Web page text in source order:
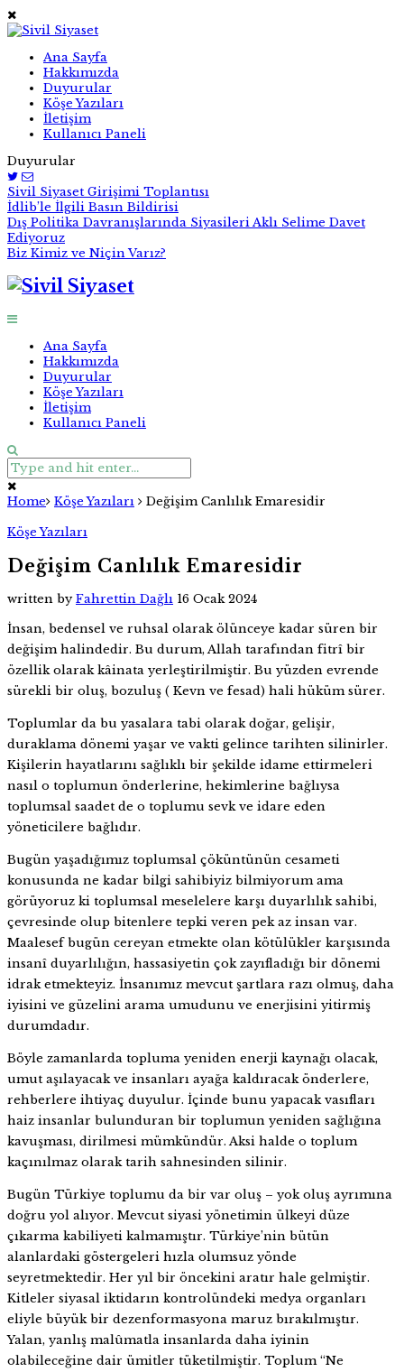
Ana Sayfa
Hakkımızda
Duyurular
Köşe Yazıları
İletişim
Kullanıcı Paneli
Duyurular
Sivil Siyaset Girişimi Toplantısı
İdlib’le İlgili Basın Bildirisi
Dış Politika Davranışlarında Siyasileri Aklı Selime Davet
Ediyoruz
Biz Kimiz ve Niçin Varız?
Ana Sayfa
Hakkımızda
Duyurular
Köşe Yazıları
İletişim
Kullanıcı Paneli
Home Köşe Yazıları
Değişim Canlılık Emaresidir
Köşe Yazıları
Değişim Canlılık Emaresidir
written byFahrettin Dağlı 16 Ocak 2024
İnsan, bedensel ve ruhsal olarak ölünceye kadar süren bir
değişim halindedir. Bu durum, Allah tarafından fitrî bir
özellik olarak kâinata yerleştirilmiştir. Bu yüzden evrende
sürekli bir oluş, bozuluş ( Kevn ve fesad) hali hüküm sürer.
Toplumlar da bu yasalara tabi olarak doğar, gelişir,
duraklama dönemi yaşar ve vakti gelince tarihten silinirler.
Kişilerin hayatlarını sağlıklı bir şekilde idame ettirmeleri
nasıl o toplumun önderlerine, hekimlerine bağlıysa
toplumsal saadet de o toplumu sevk ve idare eden
yöneticilere bağlıdır.
Bugün yaşadığımız toplumsal çöküntünün cesameti
konusunda ne kadar bilgi sahibiyiz bilmiyorum ama
görüyoruz ki toplumsal meselelere karşı duyarlılık sahibi,
çevresinde olup bitenlere tepki veren pek az insan var.
Maalesef bugün cereyan etmekte olan kötülükler karşısında
insanî duyarlılığın, hassasiyetin çok zayıfladığı bir dönemi
idrak etmekteyiz. İnsanımız mevcut şartlara razı olmuş, daha
iyisini ve güzelini arama umudunu ve enerjisini yitirmiş
durumdadır.
Böyle zamanlarda topluma yeniden enerji kaynağı olacak,
umut aşılayacak ve insanları ayağa kaldıracak önderlere,
rehberlere ihtiyaç duyulur. İçinde bunu yapacak vasıfları
haiz insanlar bulunduran bir toplumun yeniden sağlığına
kavuşması, dirilmesi mümkündür. Aksi halde o toplum
kaçınılmaz olarak tarih sahnesinden silinir.
Bugün Türkiye toplumu da bir var oluş – yok oluş ayrımına
doğru yol alıyor. Mevcut siyasi yönetimin ülkeyi düze
çıkarma kabiliyeti kalmamıştır. Türkiye’nin bütün
alanlardaki göstergeleri hızla olumsuz yönde
seyretmektedir. Her yıl bir öncekini aratır hale gelmiştir.
Kitleler siyasal iktidarın kontrolündeki medya organları
eliyle büyük bir dezenformasyona maruz bırakılmıştır.
Yalan, yanlış malûmatla insanlarda daha iyinin
olabileceğine dair ümitler tüketilmiştir. Toplum “Ne